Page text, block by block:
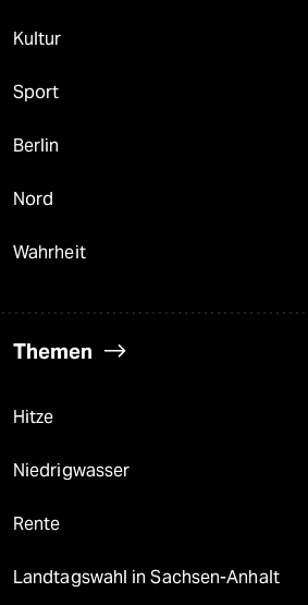
Kultur
Sport
Berlin
Nord
Wahrheit
Themen
Hitze
Niedrigwasser
Rente
Landtagswahl in Sachsen-Anhalt